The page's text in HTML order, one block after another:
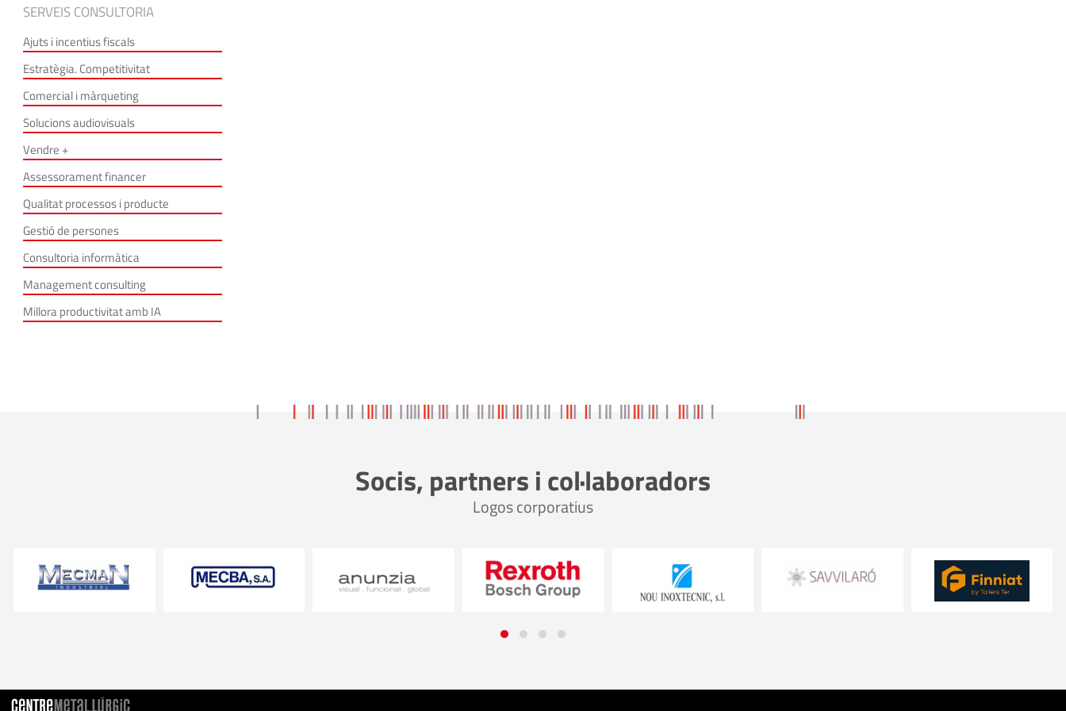
SERVEIS CONSULTORIA
Ajuts i incentius fiscals
Estratègia. Competitivitat
Comercial i màrqueting
Solucions audiovisuals
Vendre +
Assessorament financer
Qualitat processos i producte
Gestió de persones
Consultoria informàtica
Management consulting
Millora productivitat amb IA
Socis, partners i col·laboradors
Logos corporatius